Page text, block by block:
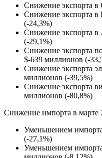
Снижение экспорта
Снижение экспорта
(-24,3%)
Снижение экспорта
(-29,1%)
Снижение экспорта
$-639 миллионов (-
Снижение экспорта
миллионов (-39,5%)
Снижение экспорта
миллионов (-80,8%)
Снижение импорта в марте
Уменьшением
(-27,1%)
Уменьшением